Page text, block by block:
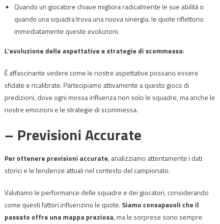
Quando un giocatore chiave migliora radicalmente le sue abilità o
quando una squadra trova una nuova sinergia, le quote riflettono
immediatamente queste evoluzioni.
L’evoluzione delle aspettative e strategie di scommessa:
È affascinante vedere come le nostre aspettative possano essere
sfidate e ricalibrate. Partecipiamo attivamente a questo gioco di
predizioni, dove ogni mossa influenza non solo le squadre, ma anche le
nostre emozioni e le strategie di scommessa.
– Previsioni Accurate
Per ottenere previsioni accurate, analizziamo attentamente i dati
storici e le tendenze attuali nel contesto del campionato.
Valutiamo le performance delle squadre e dei giocatori, considerando
come questi fattori influenzino le quote. Siamo consapevoli che il
passato offre una mappa preziosa, ma le sorprese sono sempre